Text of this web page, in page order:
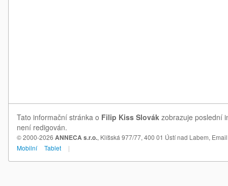
Tato informační stránka o Filip Kiss Slovák zobrazuje poslední
není redigován.
© 2000-2026 ANNECA s.r.o., Klíšská 977/77, 400 01 Ústí nad Labem,
Mobilní
Tablet |